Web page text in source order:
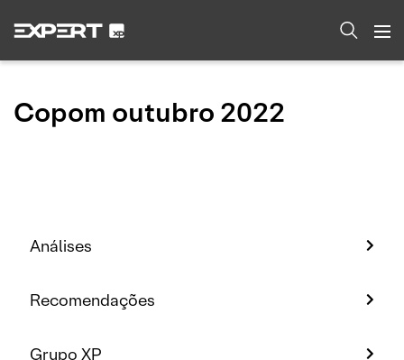
Copom outubro 2022
Análises
Recomendações
Grupo XP